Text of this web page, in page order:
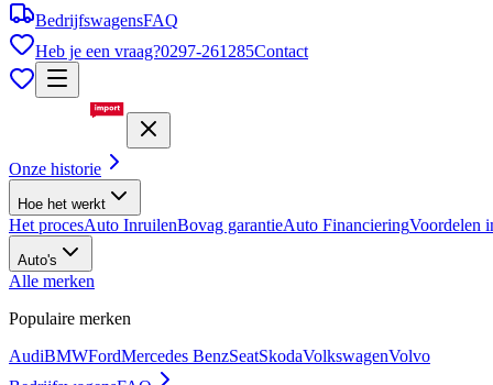
BedrijfswagensFAQ
Heb je een vraag?0297-261285Contact
Onze historie
Hoe het werkt
Het procesAuto InruilenBovag garantieAuto FinancieringVoordelen
Auto's
Alle merken
Populaire merken
AudiBMWFordMercedes BenzSeatSkodaVolkswagenVolvo